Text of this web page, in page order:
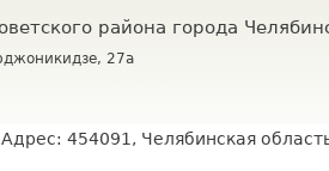
района города
27а
Адрес: 454091, Челябинская